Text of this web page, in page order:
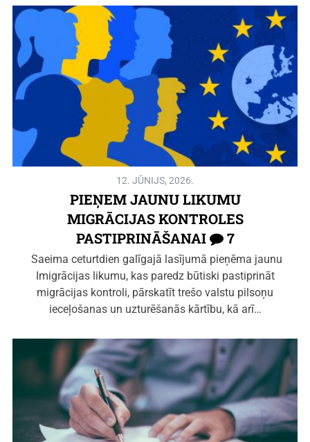
12. JŪNIJS, 2026.
PIEŅEM JAUNU LIKUMU
MIGRĀCIJAS KONTROLES
PASTIPRINĀŠANAI
7
Saeima ceturtdien galīgajā lasījumā pieņēma jaunu
Imigrācijas likumu, kas paredz būtiski pastiprināt
migrācijas kontroli, pārskatīt trešo valstu pilsoņu
ieceļošanas un uzturēšanās kārtību, kā arī…